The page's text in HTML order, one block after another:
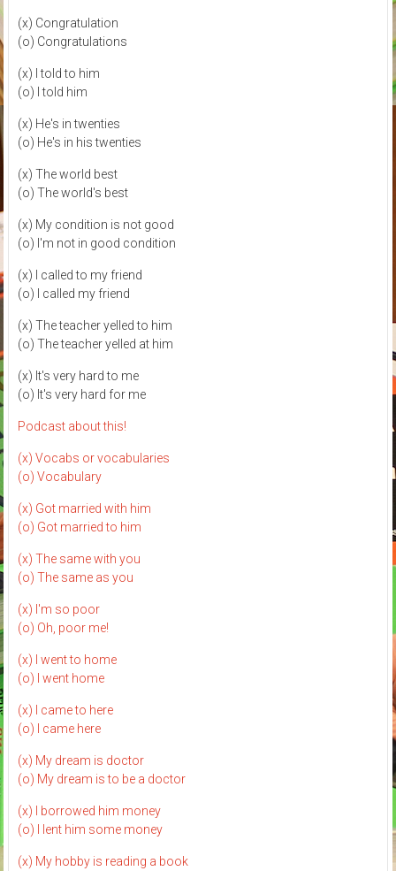
(x) Congratulation
(o) Congratulations
(x) I told to him
(o) I told him
(x) He's in twenties
(o) He's in his twenties
(x) The world best
(o) The world's best
(x) My condition is not good
(o) I'm not in good condition
(x) I called to my friend
(o) I called my friend
(x) The teacher yelled to him
(o) The teacher yelled at him
(x) It's very hard to me
(o) It's very hard for me
Podcast about this!
(x) Vocabs or vocabularies
(o) Vocabulary
(x) Got married with him
(o) Got married to him
(x) The same with you
(o) The same as you
(x) I'm so poor
(o) Oh, poor me!
(x) I went to home
(o) I went home
(x) I came to here
(o) I came here
(x) My dream is doctor
(o) My dream is to be a doctor
(x) I borrowed him money
(o) I lent him some money
(x) My hobby is reading a book